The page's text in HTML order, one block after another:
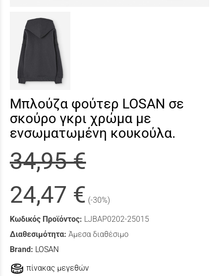
Μπλούζα φούτερ LOSAN σε
σκούρο γκρι χρώμα με
ενσωματωμένη κουκούλα.
34,95 €
24,47 € (-30%)
Κωδικός Προϊόντος: LJBAP0202-25015
Διαθεσιμότητα: Άμεσα διαθέσιμο
Brand: LOSAN
πίνακας μεγεθών